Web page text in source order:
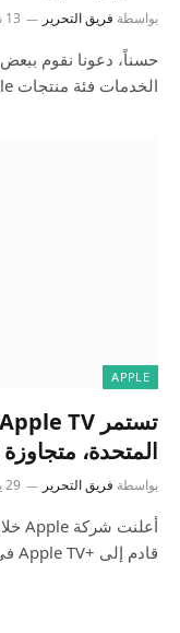
بواسطة فريق التحرير 13 نوفمبر، 2024
الخدمات فئة منتجات Apple الأكثر نجاحًا. يشير نهج الشركة في…
APPLE
المتحدة، متجاوزة Paramount+
بواسطة فريق التحرير 29 يونيو، 2024
قادم إلى +Apple TV في وقت لاحق من هذا العام،…